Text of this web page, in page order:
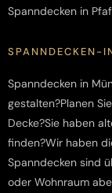
Spanndecken in
SPANNDECKEN-
Spanndecken in
gestalten?Planen
Decke?Sie haben
finden?Wir haben
Spanndecken sind
oder Wohnraum